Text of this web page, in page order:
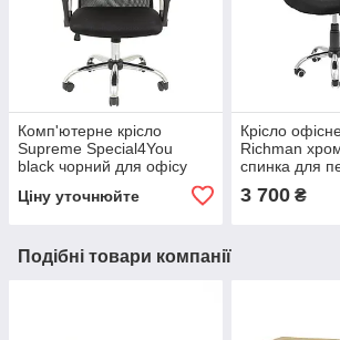
Комп'ютерне крісло
Supreme Special4You
black чорний для офісу
Ціну уточнюйте
Крісло
Richman
спинка для
3 700₴
Подібні товари компанії